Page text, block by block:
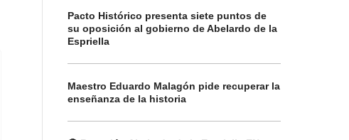
Pacto Histórico presenta siete puntos de
su oposición al gobierno de Abelardo de la
Espriella
Maestro Eduardo Malagón pide recuperar la
enseñanza de la historia